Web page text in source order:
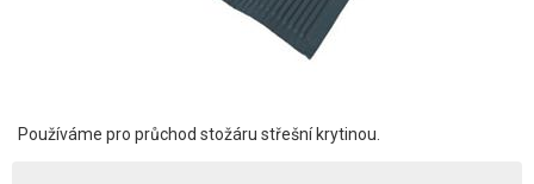
Používáme pro průchod stožáru střešní krytinou.